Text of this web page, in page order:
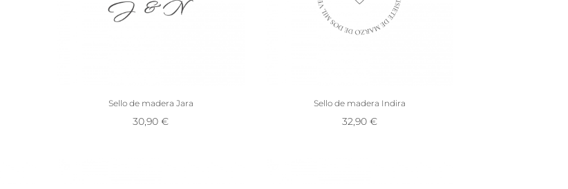
Sello de madera Jara
30,90 €
Sello de madera Indira
32,90 €